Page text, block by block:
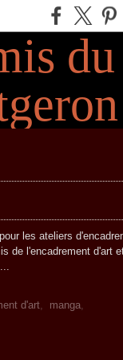
les ateliers
de l'encadrement d'art
d'art, manga,